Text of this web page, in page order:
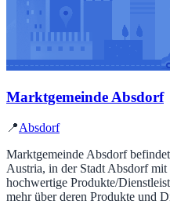
Marktgemeinde Absdorf
📍Absdorf
Marktgemeinde Absdorf
Austria, in der Stadt Absdorf
hochwertige Produkte/
mehr über deren Produkte und